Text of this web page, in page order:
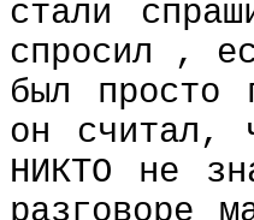
стали
спросил ,
был
он считал,
НИКТО не